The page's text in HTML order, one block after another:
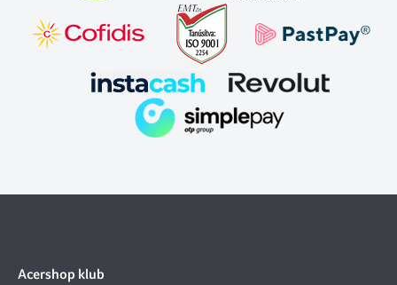
Acershop klub